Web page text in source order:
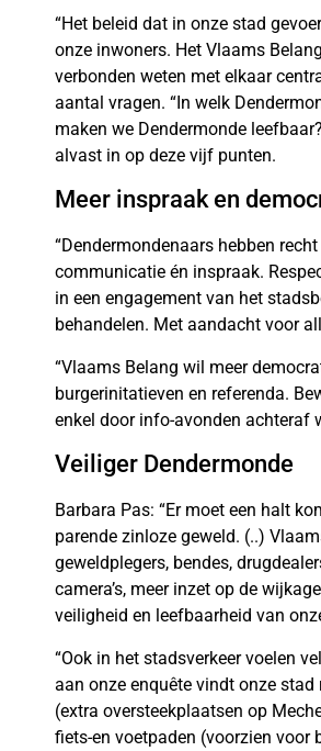
“Het beleid dat in onze stad
onze inwoners. Het Vlaams
verbonden weten met elkaar
aantal vragen. “In welk
maken we Dendermonde
alvast in op deze vijf punten.
Meer inspraak en
“Dendermondenaars hebben
communicatie én inspraak.
in een engagement van het
behandelen. Met aandacht voor
“Vlaams Belang wil meer
burgerinitatieven en referenda.
enkel door info-avonden achteraf
Veiliger Dendermonde
Barbara Pas: “Er moet een halt
parende zinloze geweld. (..)
geweldplegers, bendes,
camera’s, meer inzet op de
veiligheid en leefbaarheid van
“Ook in het stadsverkeer voelen
aan onze enquête vindt onze
(extra oversteekplaatsen op
fiets-en voetpaden (voorzien voor